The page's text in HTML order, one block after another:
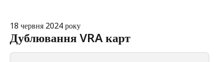
18 червня 2024 року
Дублювання VRA карт